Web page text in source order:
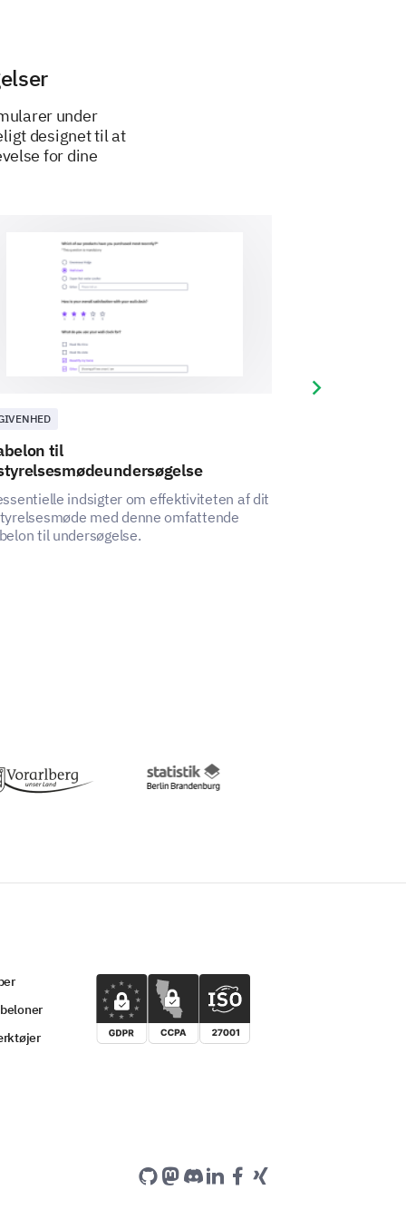
under
designet til at
for dine
til
indsigter om effektiviteten af dit
med denne omfattende
til undersøgelse.
Next slide